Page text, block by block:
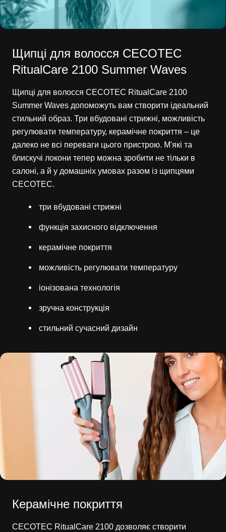
Щипці для волосся CECOTEC
RitualCare 2100 Summer Waves
Щипці для волосся CECOTEC RitualCare 2100
Summer Waves допоможуть вам створити ідеальний
стильний образ. Три вбудовані стрижні, можливість
регулювати температуру, керамічне покриття – це
далеко не всі переваги цього пристрою. М'які та
блискучі локони тепер можна зробити не тільки в
салоні, а й у домашніх умовах разом із щипцями
CECOTEC.
три вбудовані стрижні
функція захисного відключення
керамічне покриття
можливість регулювати температуру
іонізована технологія
зручна конструкція
стильний сучасний дизайн
Керамічне покриття
CECOTEC RitualCare 2100 дозволяє створити